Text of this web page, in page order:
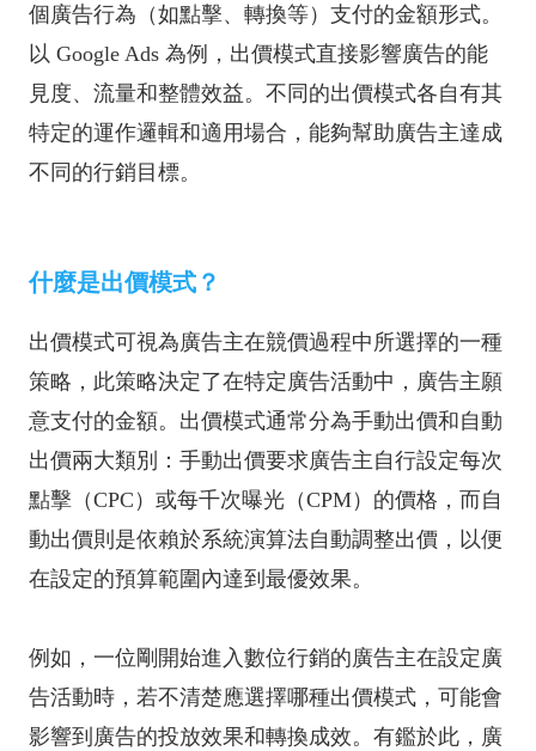
個廣告行為（如點擊、轉換等）支付的金額形式。
以 Google Ads 為例，出價模式直接影響廣告的能
見度、流量和整體效益。不同的出價模式各自有其
特定的運作邏輯和適用場合，能夠幫助廣告主達成
不同的行銷目標。
什麼是出價模式？
出價模式可視為廣告主在競價過程中所選擇的一種
策略，此策略決定了在特定廣告活動中，廣告主願
意支付的金額。出價模式通常分為手動出價和自動
出價兩大類別：手動出價要求廣告主自行設定每次
點擊（CPC）或每千次曝光（CPM）的價格，而自
動出價則是依賴於系統演算法自動調整出價，以便
在設定的預算範圍內達到最優效果。
例如，一位剛開始進入數位行銷的廣告主在設定廣
告活動時，若不清楚應選擇哪種出價模式，可能會
影響到廣告的投放效果和轉換成效。有鑑於此，廣